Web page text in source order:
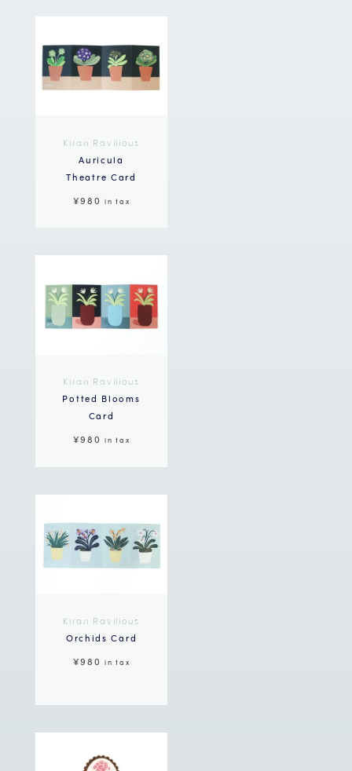
Kiran Ravilious
Auricula
Theatre Card
¥980in tax
Kiran Ravilious
Potted Blooms
Card
¥980in tax
Kiran Ravilious
Orchids Card
¥980in tax